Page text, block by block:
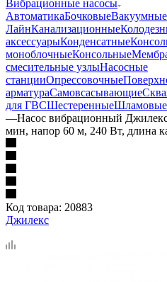
Вибрационные насосы
АвтоматикаБочковыеВакуумные
ЛайнКанализационные
аксессуарыКонденсатные
моноблочныеКонсольные
смесительные узлыНасосные
станцииОпрессовочные
арматураСамовсасывающие
для ГВСШестеренныеШламовые
—Насос вибрационный
мин, напор 60 м, 240 Вт, длина
Код товара: 20883
Джилекс